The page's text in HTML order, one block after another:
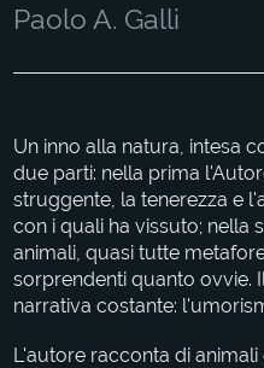
Paolo A. Galli
Un inno alla natura, intesa
due parti: nella prima
struggente, la tenerezza e
con i quali ha vissuto; nella
animali, quasi tutte
sorprendenti quanto ovvie.
narrativa costante:
L'autore racconta di